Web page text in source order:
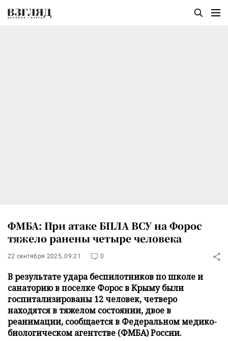
ФМБА: При атаке БПЛА ВСУ на Форос
тяжело ранены четыре человека
22 сентября 2025, 09:21 0
В результате удара беспилотников по школе и
санаторию в поселке Форос в Крыму были
госпитализированы 12 человек, четверо
находятся в тяжелом состоянии, двое в
реанимации, сообщается в Федеральном медико-
биологическом агентстве (ФМБА) России.